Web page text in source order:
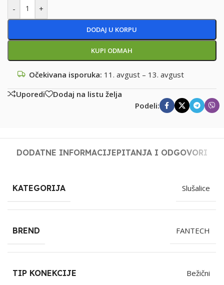
- +
DODAJ U KORPU
KUPI ODMAH
Očekivana isporuka: 11. avgust – 13. avgust
Uporedi
Dodaj na listu želja
Podeli:
DODATNE INFORMACIJEPITANJA I ODGOVORI
KATEGORIJA Slušalice
BREND FANTECH
TIP KONEKCIJE Bežični